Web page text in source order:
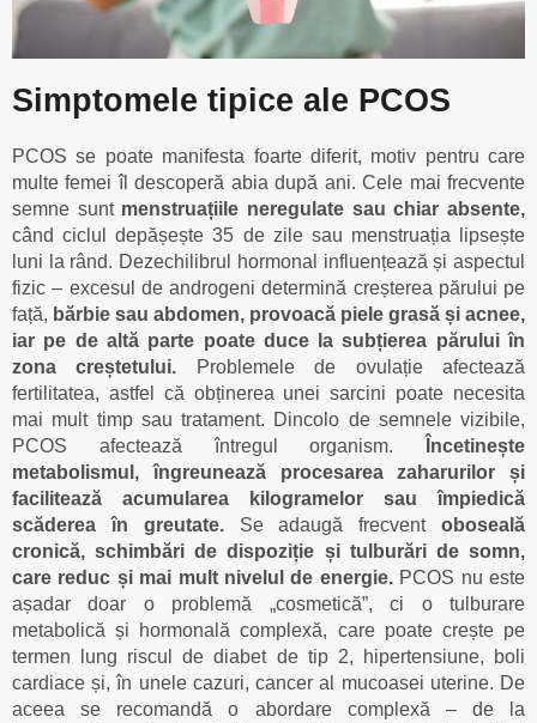
Simptomele tipice ale PCOS
PCOS se poate manifesta foarte diferit, motiv pentru care
multe femei îl descoperă abia după ani. Cele mai frecvente
semne sunt menstruațiile neregulate sau chiar absente,
când ciclul depășește 35 de zile sau menstruația lipsește
luni la rând. Dezechilibrul hormonal influențează și aspectul
fizic – excesul de androgeni determină creșterea părului pe
față, bărbie sau abdomen, provoacă piele grasă și acnee,
iar pe de altă parte poate duce la subțierea părului în
zona creștetului.
Problemele de ovulație afectează
fertilitatea, astfel că obținerea unei sarcini poate necesita
mai mult timp sau tratament. Dincolo de semnele vizibile,
PCOS afectează întregul organism.
Încetinește
metabolismul, îngreunează procesarea zaharurilor și
facilitează acumularea kilogramelor sau împiedică
scăderea în greutate.Se adaugă frecventoboseală
cronică, schimbări de dispoziție și tulburări de somn,
care reduc și mai mult nivelul de energie.PCOS nu este
așadar doar o problemă „cosmetică”, ci o tulburare
metabolică și hormonală complexă, care poate crește pe
termen lung riscul de diabet de tip 2, hipertensiune, boli
cardiace și, în unele cazuri, cancer al mucoasei uterine. De
aceea se recomandă o abordare complexă – de la